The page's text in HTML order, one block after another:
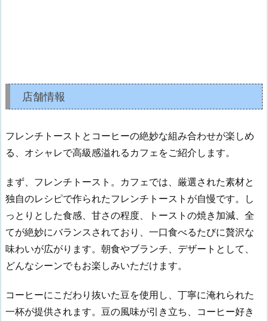
店舗情報
フレンチトーストとコーヒーの絶妙な組み合わせが楽しめ
る、オシャレで高級感溢れるカフェをご紹介します。
まず、フレンチトースト。カフェでは、厳選された素材と
独自のレシピで作られたフレンチトーストが自慢です。し
っとりとした食感、甘さの程度、トーストの焼き加減、全
てが絶妙にバランスされており、一口食べるたびに贅沢な
味わいが広がります。朝食やブランチ、デザートとして、
どんなシーンでもお楽しみいただけます。
コーヒーにこだわり抜いた豆を使用し、丁寧に淹れられた
一杯が提供されます。豆の風味が引き立ち、コーヒー好き